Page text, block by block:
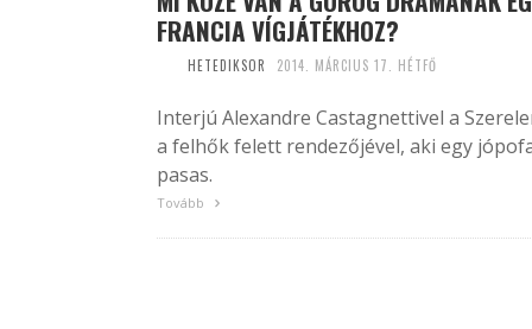
FRANCIA VÍGJÁTÉKHOZ?
HETEDIKSOR 2014. MÁRCIUS 17. HÉTFŐ
Interjú Alexandre Castagnettivel a
a felhők felett rendezőjével, aki egy
pasas.
Tovább